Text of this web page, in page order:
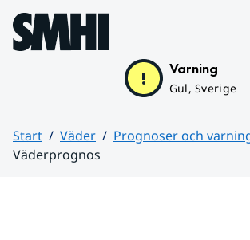
Hoppa till sidans innehåll
Varning
Gul, Sverige
Start Väder
Prognoser och
Väderprognos